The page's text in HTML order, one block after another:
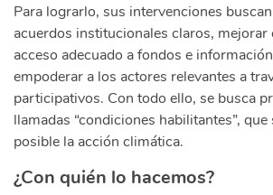
Para lograrlo, sus intervenciones
acuerdos institucionales claros, mejorar
acceso adecuado a fondos e
empoderar a los actores relevantes a
participativos. Con todo ello, se busca
llamadas “condiciones habilitantes”,
posible la acción climática.
¿Con quién lo hacemos?